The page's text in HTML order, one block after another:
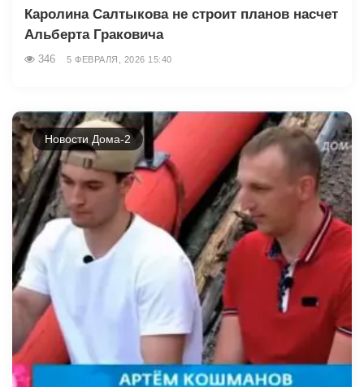
Каролина Салтыкова не строит планов насчет
Альберта Граковича
346 5 ФЕВРАЛЯ, 2026 15:40
Новости Дома-2